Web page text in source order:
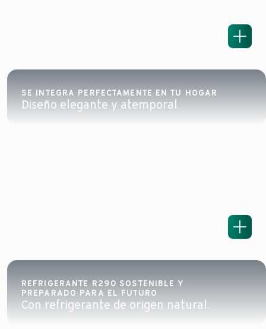
SE INTEGRA PERFECTAMENTE EN TU HOGAR
Diseño elegante y atemporal.
REFRIGERANTE R290 SOSTENIBLE Y
PREPARADO PARA EL FUTURO
Con refrigerante de origen natural.